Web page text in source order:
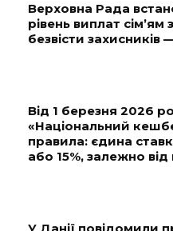
Верховна Рада
рівень виплат сім’ям
безвісти захисників
Від 1 березня 2026
«Національний
правила: єдина
або 15%, залежно від